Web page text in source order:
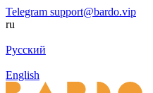
Telegram support@bardo.vip
ru
Русский
English